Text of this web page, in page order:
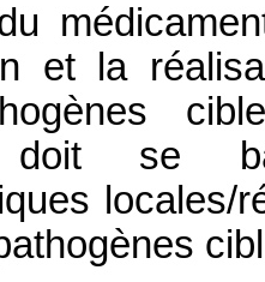
du
et la
doit se
locales/